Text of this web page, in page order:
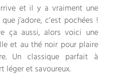
et il y a vraiment une
j’adore, c’est pochées !
ça aussi, alors voici une
et au thé noir pour plaire
Un classique parfait à
léger et savoureux.